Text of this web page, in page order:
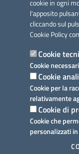
cookie in ogni
l'apposito
cliccando sul
Cookie Policy
Cookie
Cookie
Cookie
Cookie per la
relativamente
Cookie di
Cookie che
personalizzati
Link utili
Informativa privacy
Dichiarazione di
Note legali
Domande frequenti
Richiesta assistenza
Prenotazione